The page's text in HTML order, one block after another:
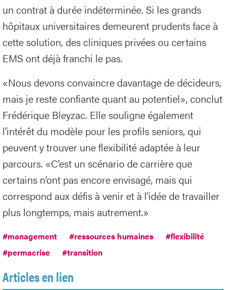
un contrat à durée indéterminée. Si les grands
hôpitaux universitaires demeurent prudents face à
cette solution, des cliniques privées ou certains
EMS ont déjà franchi le pas.
«Nous devons convaincre davantage de décideurs,
mais je reste confiante quant au potentiel», conclut
Frédérique Bleyzac. Elle souligne également
l’intérêt du modèle pour les profils seniors, qui
peuvent y trouver une flexibilité adaptée à leur
parcours. «C’est un scénario de carrière que
certains n’ont pas encore envisagé, mais qui
correspond aux défis à venir et à l’idée de travailler
plus longtemps, mais autrement.»
#management #ressources humaines
#flexibilité
#permacrise
#transition
Articles en lien